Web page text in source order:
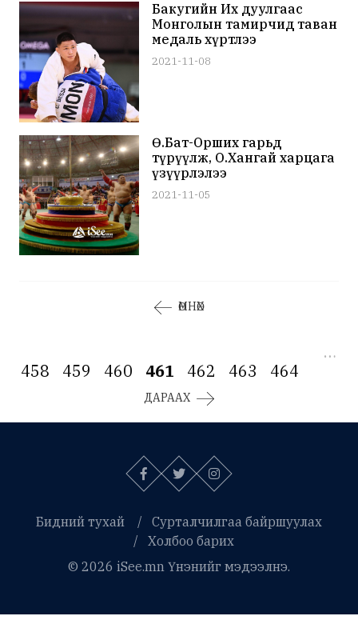
Бакугийн Их дуулгаас
Монголын тамирчид таван
медаль хүртлээ
2021-11-08
Ө.Бат-Орших гарьд
түрүүлж, О.Хангай харцага
үзүүрлэлээ
2021-11-05
ӨМНӨХ
458 459 460 461 462 463 464
…
ДАРААХ
Бидний тухай
Сурталчилгаа байршуулах
Холбоо барих
© 2026 iSee.mn Үнэнийг мэдээлнэ.